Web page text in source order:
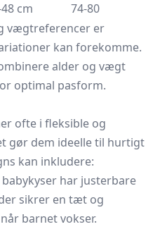
cm
74-80
vægtreferencer er
kan forekomme.
alder og vægt
optimal pasform.
ofte i fleksible og
gør dem ideelle til hurtigt
kan inkludere:
har justerbare
sikrer en tæt og
barnet vokser.